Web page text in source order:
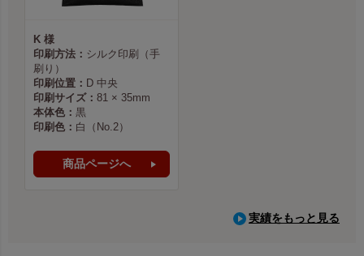
K 様
印刷方法： シルク印刷（手
刷り）
印刷位置： D 中央
印刷サイズ： 81 × 35mm
本体色： 黒
印刷色： 白（No.2）
商品ページへ
実績をもっと見る